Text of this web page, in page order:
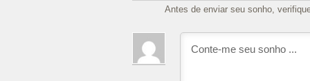
Antes de enviar seu sonho,